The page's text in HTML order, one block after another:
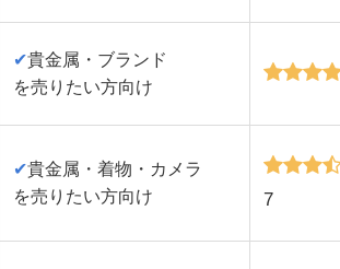
✔貴金属・ブランド
を売りたい方向け
✔貴金属・着物・カメラ
を売りたい方向け
7